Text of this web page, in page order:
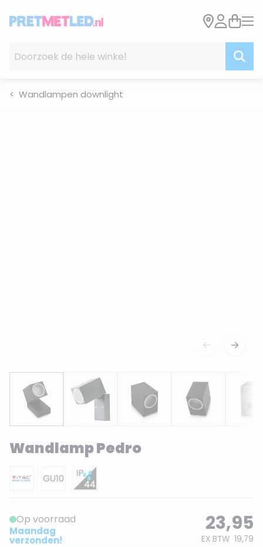
Wandlampen downlight
Wandlamp Pedro
Op voorraad
Maandag
verzonden!
23,95
EX BTW 19,79